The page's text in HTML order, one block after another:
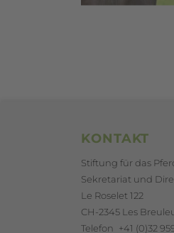
KONTAKT
Stiftung für das
Sekretariat und
Le Roselet 122
CH-2345 Les
Telefon +41 (0)32